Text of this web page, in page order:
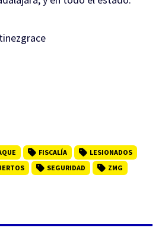
FISCALÍA
LESIONADOS
SEGURIDAD ZMG